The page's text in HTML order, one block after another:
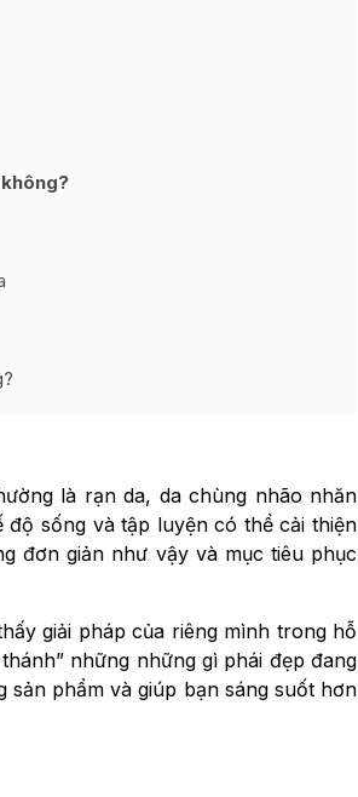
là rạn da, da chùng nhão nhăn
sống và tập luyện có thể cải thiện
đơn giản như vậy và mục tiêu phục
giải pháp của riêng mình trong hỗ
những những gì phái đẹp đang
sản phẩm và giúp bạn sáng suốt hơn